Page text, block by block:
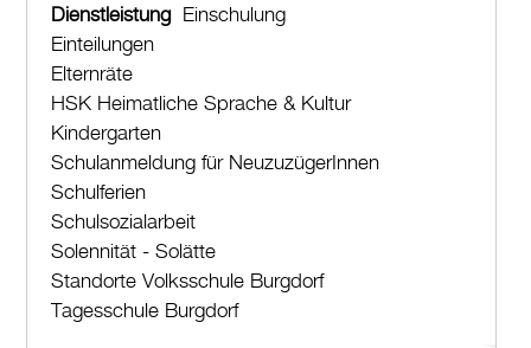
Einschulung
Einteilungen
Elternräte
HSK Heimatliche Sprache & Kultur
Kindergarten
Schulanmeldung für NeuzuzügerInnen
Schulferien
Schulsozialarbeit
Solennität - Solätte
Standorte Volksschule Burgdorf
Tagesschule Burgdorf